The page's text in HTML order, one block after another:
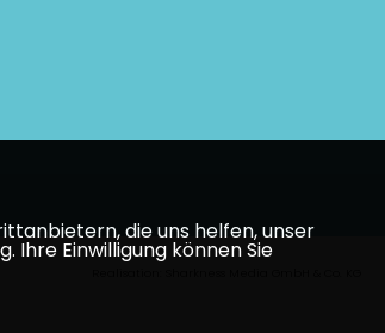
die uns helfen, unser
Einwilligung können Sie